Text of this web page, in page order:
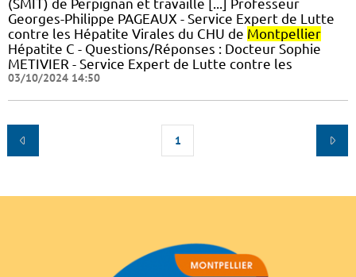
(SMIT) de Perpignan et travaille [...] Professeur
Georges-Philippe PAGEAUX - Service Expert de Lutte
contre les Hépatite Virales du CHU de Montpellier
Hépatite C - Questions/Réponses : Docteur Sophie
METIVIER - Service Expert de Lutte contre les
03/10/2024 14:50
1